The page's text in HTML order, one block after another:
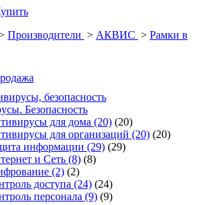
Производители > АКВИС > Рамки в
безопасность
Безопасность
для дома (20) (20)
для организаций (20) (20)
информации (29) (29)
и Сеть (8) (8)
(2) (2)
доступа (24) (24)
персонала (9) (9)